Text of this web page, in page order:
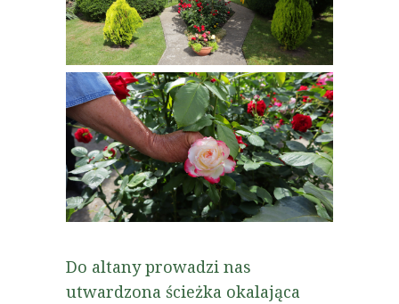
Do altany prowadzi nas
utwardzona ścieżka okalająca